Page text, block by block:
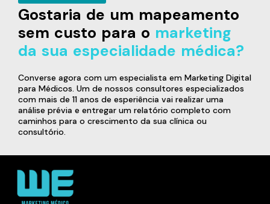
Gostaria de um mapeamento
sem custo para o marketing
da sua especialidade médica?
Converse agora com um especialista em Marketing Digital
para Médicos. Um de nossos consultores especializados
com mais de 11 anos de esperiência vai realizar uma
análise prévia e entregar um relatório completo com
caminhos para o crescimento da sua clínica ou
consultório.